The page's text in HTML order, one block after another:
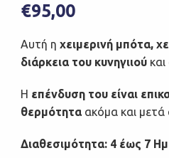
€95,00
Αυτή η χειμερινή μπότα,
διάρκεια του κυνηγιιούκαι
Η επένδυση του είναι
θερμότηταακόμα και μετά
Διαθεσιμότητα: 4 έως 7